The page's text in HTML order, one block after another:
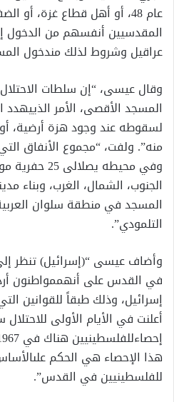
عام
، أو أهل قطاعغزة، أو
المقدسيين أنفسهممن الدخول
عراقيل وشروطلذلكمندخول
وقالعيسى،“إن سلطات الاحتلال
المسجد الأقصى، الأمر الذييهدد
لسقوطهعندوجودهزة أرضية، أو
منه”. ولفت،“مجموع الأنفاق
وفيمحيطه يصلالى حفرية
الجنوب، الشمال، الغرب، وبناء
المسجدفيمنطقة سلوان
التلمودي”.
وأضاف عيسى “(إسرائيل)تنظر
في القدسعلى أنهممواطنون
إسرائيل، وذلكطبقاًللقوانين
أعلنت في الأيام الأولى للاحتلال
إحصاءللفلسطينيين هناك في
هذا الإحصاء هي الحكمعلى
للفلسطينيين في القدس”.